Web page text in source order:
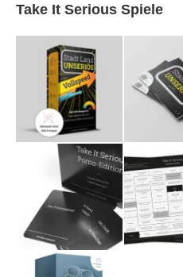
Take It Serious Spiele